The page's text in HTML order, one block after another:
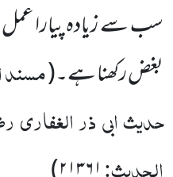
سب سے زیادہ پیارا عمل
بغض رکھنا ہے۔(مسند
حدیث ابی ذر الغفاری
الحدیث: